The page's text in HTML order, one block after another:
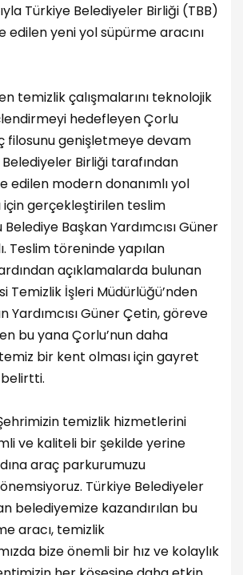
Türkiye Belediyeler Birliği (TBB)
edilen yeni yol süpürme aracını
temizlik çalışmalarını teknolojik
hedefleyen Çorlu
filosunu genişletmeye devam
Birliği tarafından
edilen modern donanımlı yol
için gerçekleştirilen teslim
Başkan Yardımcısı Güner
Teslim töreninde yapılan
açıklamalarda bulunan
Temizlik İşleri Müdürlüğü’nden
Yardımcısı Güner Çetin, göreve
bu yana Çorlu’nun daha
bir kent olması için gayret
temizlik hizmetlerini
ve kaliteli bir şekilde yerine
araç parkurumuzu
Türkiye Belediyeler
belediyemize kazandırılan bu
aracı, temizlik
bize önemli bir hız ve kolaylık